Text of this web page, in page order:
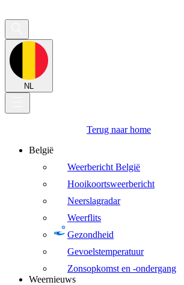
NL
Terug naar home
België
Weerbericht België
Hooikoortsweerbericht
Neerslagradar
Weerflits
Gezondheid
Gevoelstemperatuur
Zonsopkomst en -ondergang
Weernieuws